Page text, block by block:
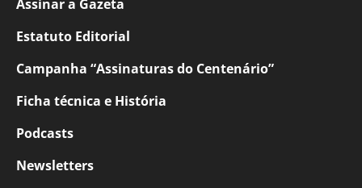
Assinar a Gazeta
Estatuto Editorial
Campanha “Assinaturas do Centenário”
Ficha técnica e História
Podcasts
Newsletters